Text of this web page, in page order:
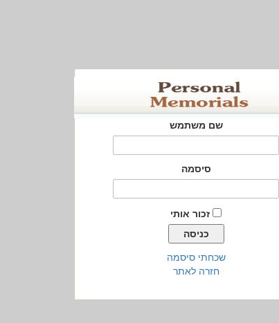
שם משתמש
סיסמה
זכור אותי
שכחתי סיסמה
חזרה לאתר